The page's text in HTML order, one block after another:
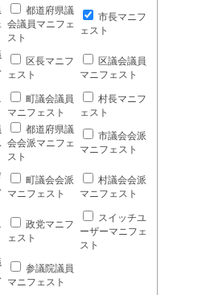
都道府県議
会議員マニフェ
スト
市長マニフ
ェスト
区長マニフ
ェスト
区議会議員
マニフェスト
町議会議員
マニフェスト
村長マニフ
ェスト
都道府県議
会会派マニフェ
スト
市議会会派
マニフェスト
町議会会派
マニフェスト
村議会会派
マニフェスト
政党マニフ
ェスト
スイッチユ
ーザーマニフェ
スト
参議院議員
マニフェスト